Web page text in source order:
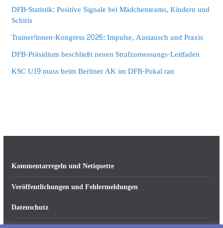
DFB-Statistik: Positive Signale bei Mädchenteams, Kindern und
Schiris
Trainer/innen-Kongress 2026: Impulse, Austausch und Praxis
DFB-Präsidium beschließt neuen Strafzumessungs-Leitfaden
KSC U19 muss beim Berliner AK im DFB-Pokal ran
Kommentarregeln und Netiquette
Veröffentlichungen und Fehlermeldungen
Datenschutz